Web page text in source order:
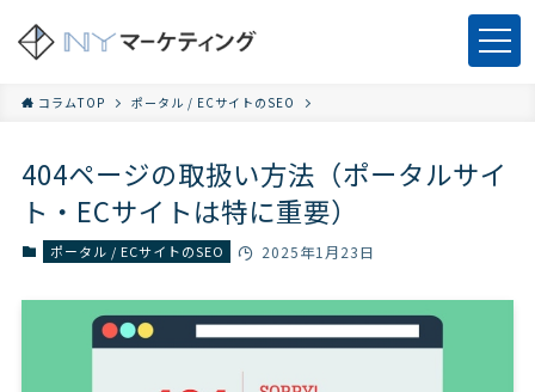
コラムTOP ポータル / ECサイトのSEO
404ページの取扱い方法（ポータルサイ
ト・ECサイトは特に重要）
ポータル / ECサイトのSEO 2025年1月23日